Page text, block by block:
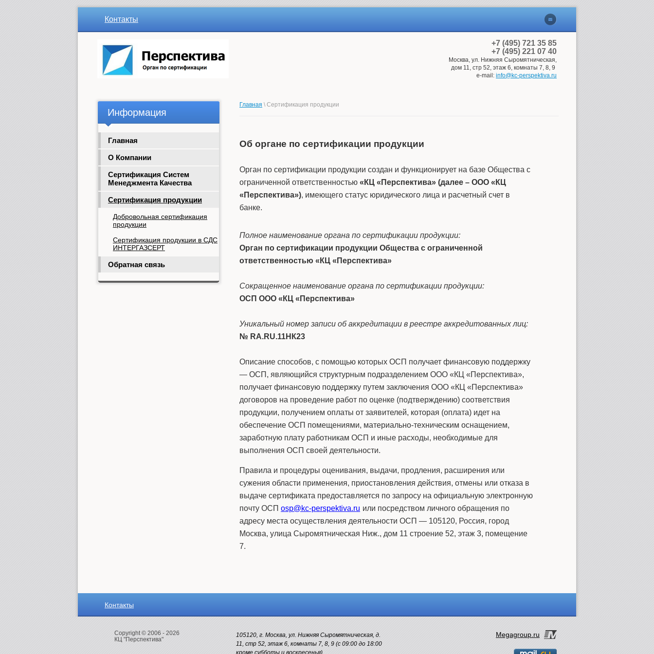
Контакты
+7 (495) 721 35 85
+7 (495) 221 07 40
Москва, ул. Нижняя Сыромятническая,
дом 11, стр 52, этаж 6, комнаты 7, 8, 9
e-mail: info@kc-perspektiva.ru
Информация
Главная
О Компании
Сертификация Систем
Менеджмента Качества
Сертификация продукции
Добровольная сертификация
продукции
Cертификация продукции в СДС
ИНТЕРГАЗСЕРТ
Обратная связь
Главная \ Сертификация продукции
Об органе по сертификации продукции
Орган по сертификации продукции создан и функционирует на базе Общества с
ограниченной ответственностью «КЦ «Перспектива» (далее – ООО «КЦ
«Перспектива»), имеющего статус юридического лица и расчетный счет в
банке.
Полное наименование органа по сертификации продукции:
Орган по сертификации продукции Общества с ограниченной
ответственностью «КЦ «Перспектива»
Сокращенное наименование органа по сертификации продукции:
ОСП ООО «КЦ «Перспектива»
Уникальный номер записи об аккредитации в реестре аккредитованных лиц:
№ RA.RU.11НК23
Описание способов, с помощью которых ОСП получает финансовую поддержку
— ОСП, являющийся структурным подразделением ООО «КЦ «Перспектива»,
получает финансовую поддержку путем заключения ООО «КЦ «Перспектива»
договоров на проведение работ по оценке (подтверждению) соответствия
продукции, получением оплаты от заявителей, которая (оплата) идет на
обеспечение ОСП помещениями, материально-техническим оснащением,
заработную плату работникам ОСП и иные расходы, необходимые для
выполнения ОСП своей деятельности.
Правила и процедуры оценивания, выдачи, продления, расширения или
сужения области применения, приостановления действия, отмены или отказа в
выдаче сертификата предоставляется по запросу на официальную электронную
почту ОСП osp@kc-perspektiva.ru или посредством личного обращения по
адресу места осуществления деятельности ОСП — 105120, Россия, город
Москва, улица Сыромятническая Ниж., дом 11 строение 52, этаж 3, помещение
7.
Контакты
Megagroup.ru
Copyright © 2006 - 2026
КЦ "Перспектива"
105120, г. Москва, ул. Нижняя Сыромятническая, д.
11, стр 52, этаж 6, комнаты 7, 8, 9 (с 09:00 до 18:00
кроме субботы и воскресенья)